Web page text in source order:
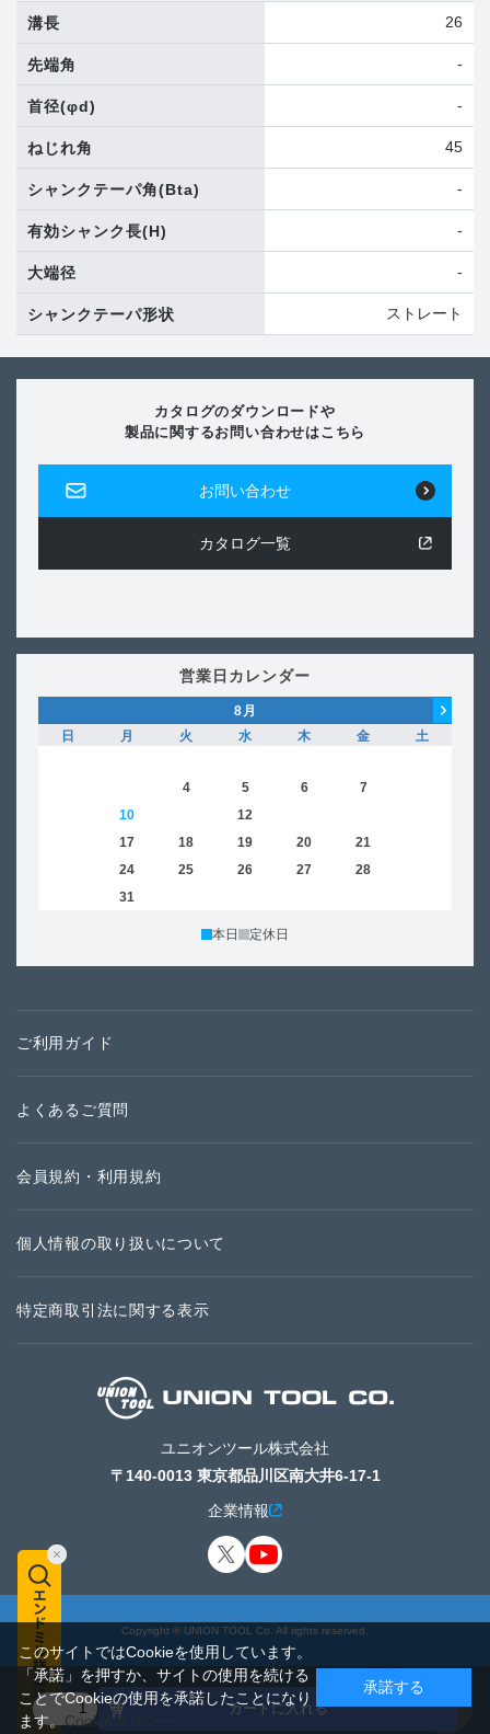
溝長 26
先端角 -
首径(φd) -
ねじれ角 45
シャンクテーパ角(Bta) -
有効シャンク長(H) -
大端径 -
シャンクテーパ形状 ストレート
カタログのダウンロードや
製品に関するお問い合わせはこちら
お問い合わせ
カタログ一覧
営業日カレンダー
8 月
日
月 火 水 木 金
土
4 5 6 7
10 12
17 18 19 20 21
24 25 26 27 28
31
本日 定休日
ご利用ガイド
よくあるご質問
会員規約・利用規約
個人情報の取り扱いについて
特定商取引法に関する表示
ユニオンツール株式会社
〒140-0013 東京都品川区南大井6-17-1
企業情報
Copyright © UNION TOOL Co. All rights reserved.
このサイトではCookieを使用しています。
「承諾」を押すか、サイトの使用を続ける
ことでCookieの使用を承諾したことになり
ます。Cookieポリシー
承諾する
カートに入れる